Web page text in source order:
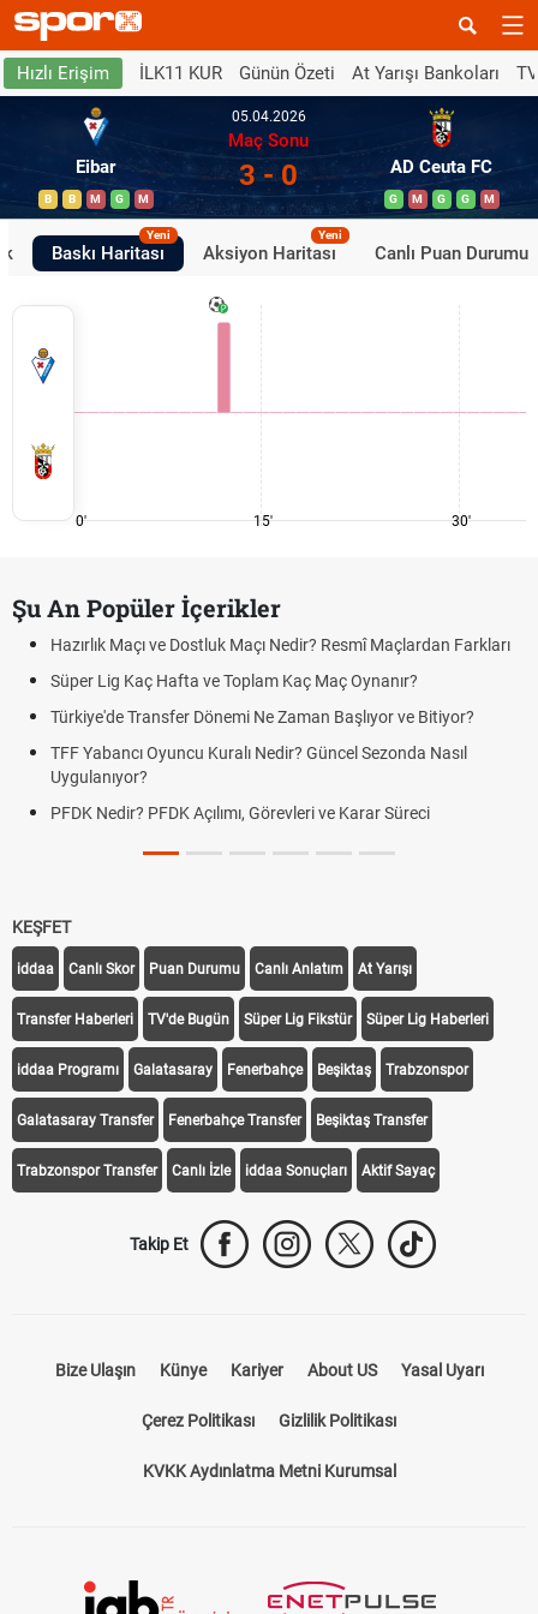
Hızlı Erişim İLK11 KUR Günün Özeti At Yarışı Bankoları
Eibar
B B M G M
05.04.2026
Maç Sonu
3 - 0 AD Ceuta FC
G M G G M
Baskı Haritası
Yeni
Aksiyon Haritası
Yeni
Canlı Puan Durumu
0' 15' 30'
Şu An Popüler İçerikler
Hazırlık Maçı ve Dostluk Maçı Nedir? Resmî Maçlardan Farkları
Süper Lig Kaç Hafta ve Toplam Kaç Maç Oynanır?
Türkiye'de Transfer Dönemi Ne Zaman Başlıyor ve Bitiyor?
TFF Yabancı Oyuncu Kuralı Nedir? Güncel Sezonda Nasıl
Uygulanıyor?
PFDK Nedir? PFDK Açılımı, Görevleri ve Karar Süreci
KEŞFET
iddaa Canlı Skor Puan Durumu Canlı Anlatım At Yarışı
Transfer Haberleri TV'de Bugün Süper Lig Fikstür Süper Lig Haberleri
iddaa Programı Galatasaray Fenerbahçe Beşiktaş Trabzonspor
Galatasaray Transfer Fenerbahçe Transfer Beşiktaş Transfer
Trabzonspor Transfer Canlı İzle iddaa Sonuçları Aktif Sayaç
Takip Et
Bize Ulaşın Künye Kariyer About US Yasal Uyarı
Çerez Politikası Gizlilik Politikası
KVKK Aydınlatma Metni Kurumsal